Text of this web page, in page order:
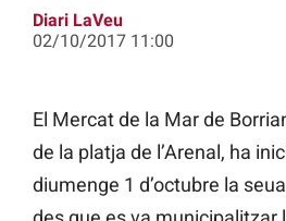
Diari LaVeu
02/10/2017 11:00
El Mercat de la Mar de
de la platja de l’Arenal, ha
diumenge 1 d’octubre la